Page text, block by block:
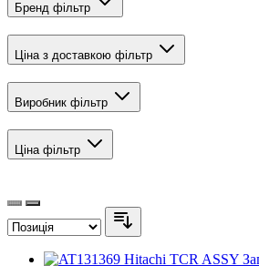
Бренд фільтр
Ціна з доставкою фільтр
Виробник фільтр
Ціна фільтр